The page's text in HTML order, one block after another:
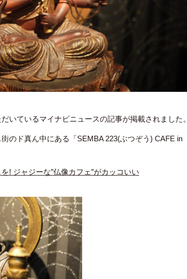
いているマイナビニュースの記事が掲載されました。
のド真ん中にある「SEMBA 223(ぶつぞう) CAFE in
! ジャジーな”仏像カフェ”がカッコいい